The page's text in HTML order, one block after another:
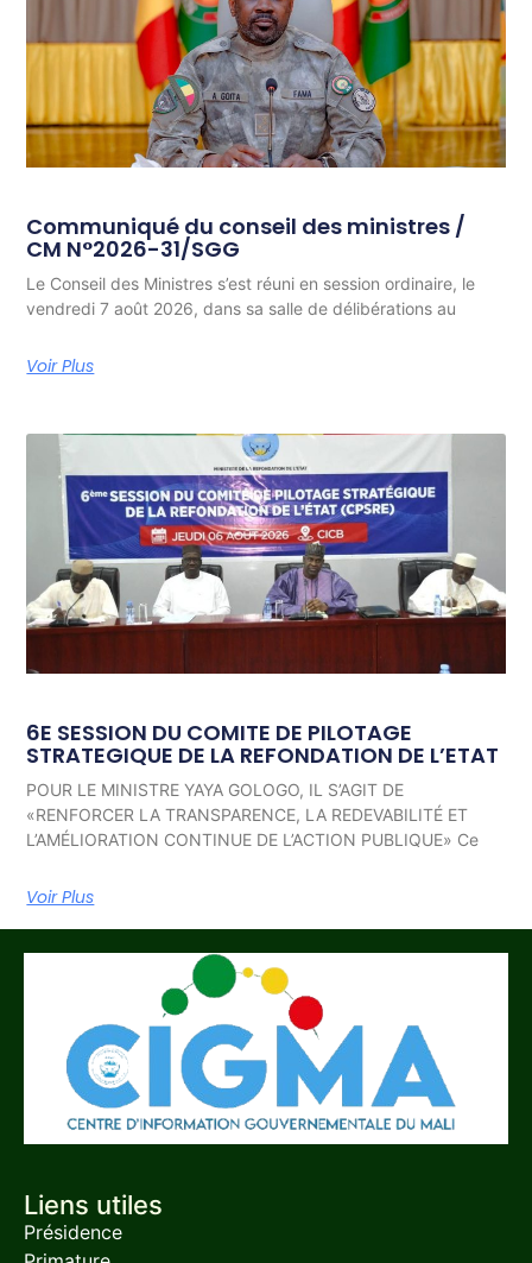
Communiqué du conseil des ministres /
CM N°2026-31/SGG
Le Conseil des Ministres s’est réuni en session ordinaire, le
vendredi 7 août 2026, dans sa salle de délibérations au
Voir Plus
6E SESSION DU COMITE DE PILOTAGE
STRATEGIQUE DE LA REFONDATION DE L’ETAT
POUR LE MINISTRE YAYA GOLOGO, IL S’AGIT DE
«RENFORCER LA TRANSPARENCE, LA REDEVABILITÉ ET
L’AMÉLIORATION CONTINUE DE L’ACTION PUBLIQUE» Ce
Voir Plus
Liens utiles
Présidence